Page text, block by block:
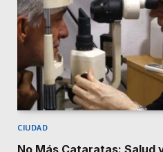
CIUDAD
No Más Cataratas: Salud